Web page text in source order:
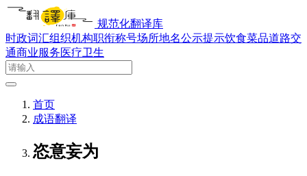
规范化翻译库
时政词汇组织机构职衔称号场所地名公示提示饮食菜品道路交
通商业服务医疗卫生
首页
成语翻译
恣意妄为